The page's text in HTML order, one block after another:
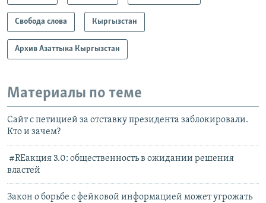
Свобода слова Кыргызстан
Архив Азаттыка Кыргызстан
Материалы по теме
Сайт с петицией за отставку президента заблокировали.
Кто и зачем?
#RЕакция 3.0: общественность в ожидании решения
властей
Закон о борьбе с фейковой информацией может угрожать